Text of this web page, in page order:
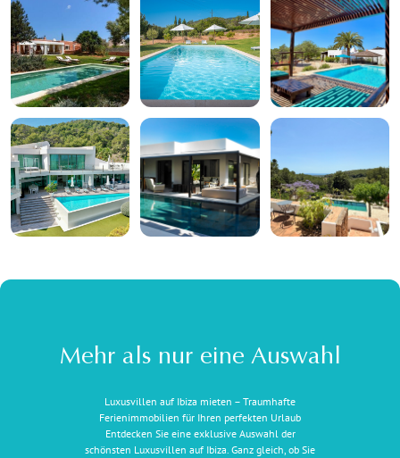
Mehr als nur eine Auswahl
Luxusvillen auf Ibiza mieten – Traumhafte
Ferienimmobilien für Ihren perfekten Urlaub
Entdecken Sie eine exklusive Auswahl der
schönsten Luxusvillen auf Ibiza. Ganz gleich, ob Sie